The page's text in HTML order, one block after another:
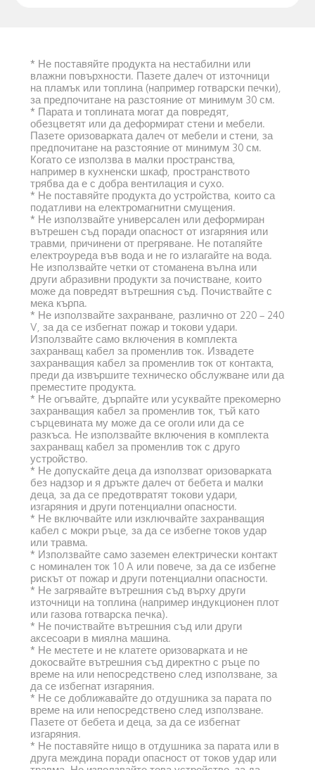
* Не поставяйте продукта на нестабилни или
влажни повърхности. Пазете далеч от източници
на пламък или топлина (например готварски печки),
за предпочитане на разстояние от минимум 30 см.
* Парата и топлината могат да повредят,
обезцветят или да деформират стени и мебели.
Пазете оризоварката далеч от мебели и стени, за
предпочитане на разстояние от минимум 30 см.
Когато се използва в малки пространства,
например в кухненски шкаф, пространството
трябва да е с добра вентилация и сухо.
* Не поставяйте продукта до устройства, които са
податливи на електромагнитни смущения.
* Не използвайте универсален или деформиран
вътрешен съд поради опасност от изгаряния или
травми, причинени от прегряване. Не потапяйте
електроуреда във вода и не го излагайте на вода.
Не използвайте четки от стоманена вълна или
други абразивни продукти за почистване, които
може да повредят вътрешния съд. Почиствайте с
мека кърпа.
* Не използвайте захранване, различно от 220 – 240
V, за да се избегнат пожар и токови удари.
Използвайте само включения в комплекта
захранващ кабел за променлив ток. Извадете
захранващия кабел за променлив ток от контакта,
преди да извършите техническо обслужване или да
преместите продукта.
* Не огъвайте, дърпайте или усуквайте прекомерно
захранващия кабел за променлив ток, тъй като
сърцевината му може да се оголи или да се
разкъса. Не използвайте включения в комплекта
захранващ кабел за променлив ток с друго
устройство.
* Не допускайте деца да използват оризоварката
без надзор и я дръжте далеч от бебета и малки
деца, за да се предотвратят токови удари,
изгаряния и други потенциални опасности.
* Не включвайте или изключвайте захранващия
кабел с мокри ръце, за да се избегне токов удар
или травма.
* Използвайте само заземен електрически контакт
с номинален ток 10 A или повече, за да се избегне
рискът от пожар и други потенциални опасности.
* Не загрявайте вътрешния съд върху други
източници на топлина (например индукционен плот
или газова готварска печка).
* Не почиствайте вътрешния съд или други
аксесоари в миялна машина.
* Не местете и не клатете оризоварката и не
докосвайте вътрешния съд директно с ръце по
време на или непосредствено след използване, за
да се избегнат изгаряния.
* Не се доближавайте до отдушника за парата по
време на или непосредствено след използване.
Пазете от бебета и деца, за да се избегнат
изгаряния.
* Не поставяйте нищо в отдушника за парата или в
друга междина поради опасност от токов удар или